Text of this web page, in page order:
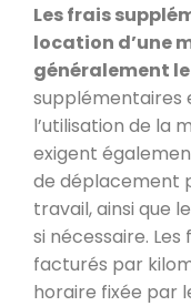
Les frais
location d’une
généralement
supplémentaires
l’utilisation de la
exigent
de déplacement
travail, ainsi que
si nécessaire.
facturés par
horaire fixée par